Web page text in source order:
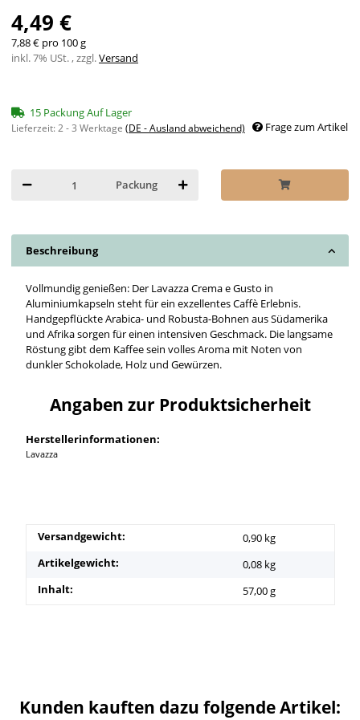
4,49 €
7,88 € pro 100 g
inkl. 7% USt. , zzgl.Versand
15 Packung Auf Lager
Lieferzeit:2 - 3 Werktage (DE - Ausland abweichend) Frage zum Artikel
Packung
Beschreibung
Vollmundig genießen: Der Lavazza Crema e Gusto in
Aluminiumkapseln steht für ein exzellentes Caffè Erlebnis.
Handgepflückte Arabica- und Robusta-Bohnen aus Südamerika
und Afrika sorgen für einen intensiven Geschmack. Die langsame
Röstung gibt dem Kaffee sein volles Aroma mit Noten von
dunkler Schokolade, Holz und Gewürzen.
Angaben zur Produktsicherheit
Herstellerinformationen:
Lavazza
Versandgewicht:
0,90 kg
Artikelgewicht:
0,08 kg
Inhalt:
57,00 g
Kunden kauften dazu folgende Artikel: